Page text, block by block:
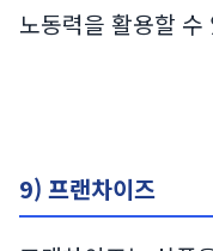
노동력을 활용할 수
9) 프랜차이즈